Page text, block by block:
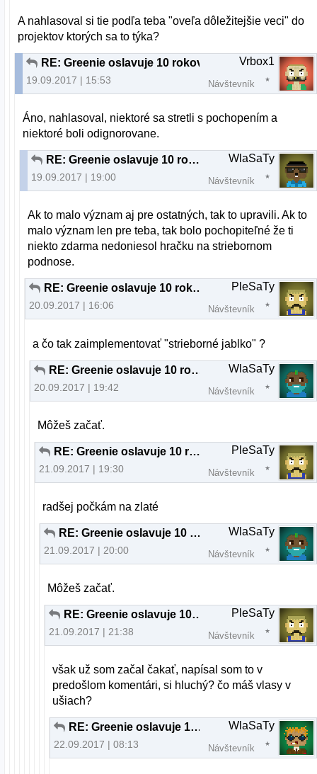
A nahlasoval si tie podľa teba "oveľa dôležitejšie veci" do
projektov ktorých sa to týka?
RE: Greenie oslavuje 10 rokov
19.09.2017 | 15:53
Vrbox1
Návštevník
Áno, nahlasoval, niektoré sa stretli s pochopením a
niektoré boli odignorovane.
RE: Greenie oslavuje 10 rokov
19.09.2017 | 19:00
WlaSaTy
Návštevník
Ak to malo význam aj pre ostatných, tak to upravili. Ak to
malo význam len pre teba, tak bolo pochopiteľné že ti
niekto zdarma nedoniesol hračku na striebornom
podnose.
RE: Greenie oslavuje 10 rokov
20.09.2017 | 16:06
PleSaTy
Návštevník
a čo tak zaimplementovať "strieborné jablko" ?
RE: Greenie oslavuje 10 rokov
20.09.2017 | 19:42
WlaSaTy
Návštevník
Môžeš začať.
RE: Greenie oslavuje 10 rokov
21.09.2017 | 19:30
PleSaTy
Návštevník
radšej počkám na zlaté
RE: Greenie oslavuje 10 rokov
21.09.2017 | 20:00
WlaSaTy
Návštevník
Môžeš začať.
RE: Greenie oslavuje 10 rokov
21.09.2017 | 21:38
PleSaTy
Návštevník
však už som začal čakať, napísal som to v
predošlom komentári, si hluchý? čo máš vlasy v
ušiach?
RE: Greenie oslavuje 10 rokov
22.09.2017 | 08:13
WlaSaTy
Návštevník